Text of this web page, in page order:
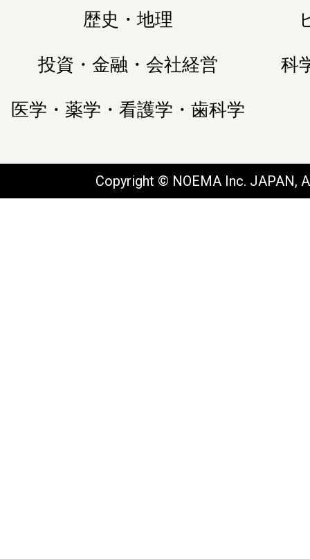
歴史・地理
投資・金融・会社経営 科
医学・薬学・看護学・歯科学
Copyright © NOEMA Inc. JAPAN,